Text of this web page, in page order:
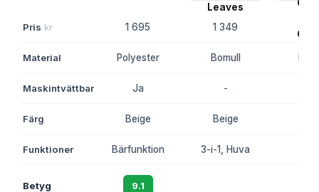
Pris kr 1 695 1 349
Material Polyester Bomull
Maskintvättbar Ja -
Färg Beige Beige
Funktioner Bärfunktion 3-i-1, Huva
Betyg 9.1